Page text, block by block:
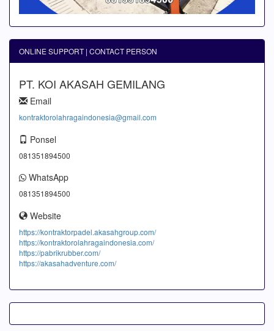
ONLINE SUPPORT | CONTACT PERSON
PT. KOI AKASAH GEMILANG
Email
kontraktorolahragaindonesia@gmail.com
Ponsel
081351894500
WhatsApp
081351894500
Website
https://kontraktorpadel.akasahgroup.com/
https://kontraktorolahragaindonesia.com/
https://pabrikrubber.com/
https://akasahadventure.com/